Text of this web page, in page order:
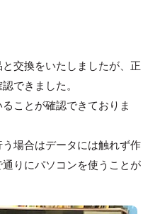
交換をいたしましたが、正
できました。
ことが確認できておりま
場合はデータには触れず作
りにパソコンを使うことが